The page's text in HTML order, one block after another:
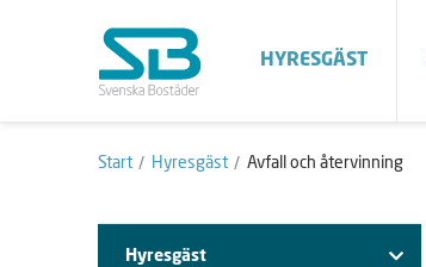
HYRESGÄST
Start Hyresgäst Avfall och återvinning
Hyresgäst